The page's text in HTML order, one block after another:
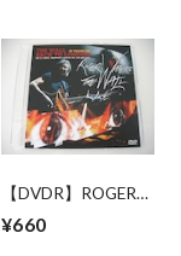
【DVDR】ROGER
WATERS / THE
WALL BACK TO
¥660